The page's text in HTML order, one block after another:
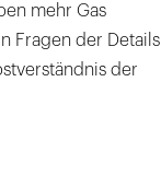
mehr Gas
Fragen der Details
der